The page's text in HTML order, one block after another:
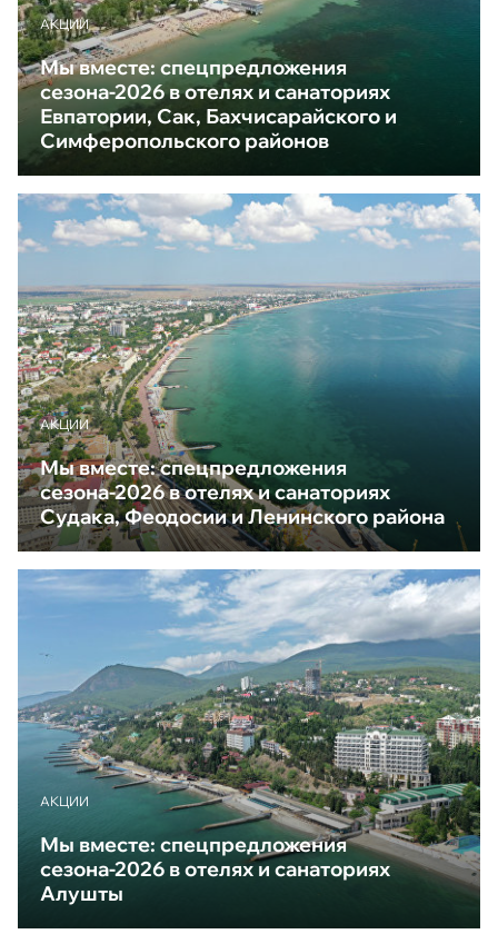
АКЦИИ
Мы вместе: спецпредложения
сезона-2026 в отелях и санаториях
Евпатории, Сак, Бахчисарайского и
Симферопольского районов
АКЦИИ
Мы вместе: спецпредложения
сезона-2026 в отелях и санаториях
Судака, Феодосии и Ленинского района
АКЦИИ
Мы вместе: спецпредложения
сезона-2026 в отелях и санаториях
Алушты